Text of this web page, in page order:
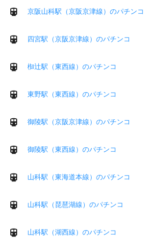
京阪山科駅（京阪京津線）のパチンコ
四宮駅（京阪京津線）のパチンコ
椥辻駅（東西線）のパチンコ
東野駅（東西線）のパチンコ
御陵駅（京阪京津線）のパチンコ
御陵駅（東西線）のパチンコ
山科駅（東海道本線）のパチンコ
山科駅（琵琶湖線）のパチンコ
山科駅（湖西線）のパチンコ